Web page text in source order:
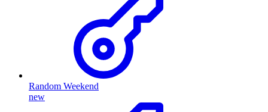
Random Weekend
new